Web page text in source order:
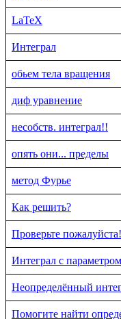
LaTeX
Интеграл
обьем тела вращения
диф уравнение
несобств. интеграл!!
опять они... пределы
метод Фурье
Как решить?
Проверьте
Интеграл с параметром
Неопределённый
Помогите найти